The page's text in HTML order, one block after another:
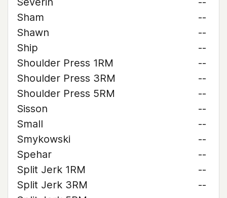
Sham
--
Shawn
--
Ship
--
Shoulder Press 1RM
--
Shoulder Press 3RM
--
Shoulder Press 5RM
--
Sisson
--
Small
--
Smykowski
--
Spehar
--
Split Jerk 1RM
--
Split Jerk 3RM
--